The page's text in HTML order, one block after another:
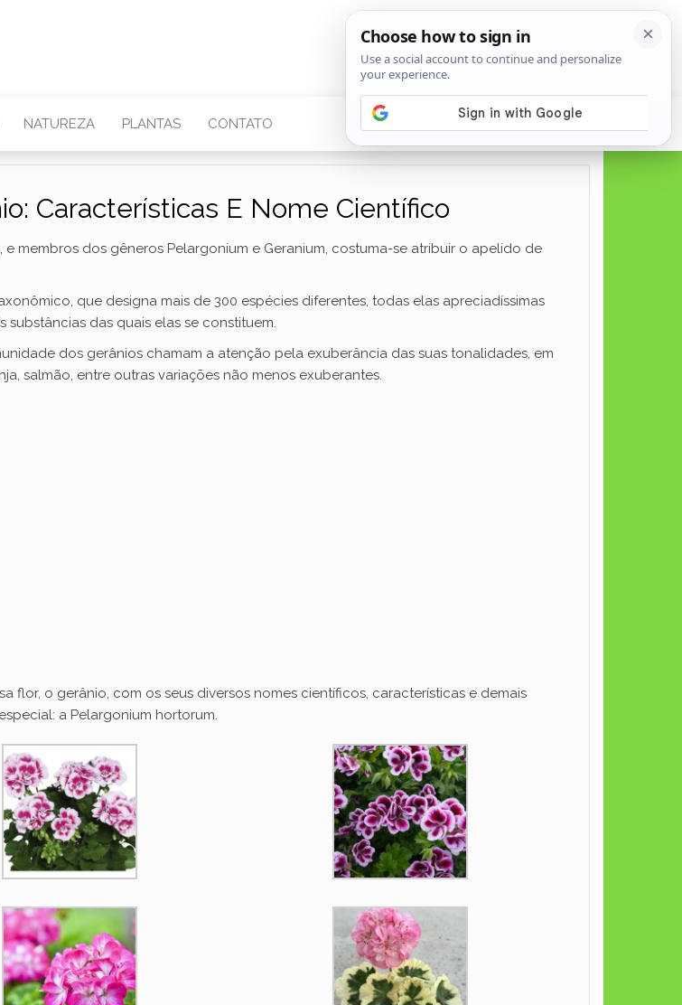
NATUREZA PLANTAS CONTATO
Características E Nome Científico
membros dos gêneros Pelargonium e Geranium, costuma-se atribuir o apelido de
que designa mais de 300 espécies diferentes, todas elas apreciadíssimas
das quais elas se constituem.
dos gerânios chamam a atenção pela exuberância das suas tonalidades, em
salmão, entre outras variações não menos exuberantes.
flor, o gerânio, com os seus diversos nomes científicos, características e demais
a Pelargonium hortorum.